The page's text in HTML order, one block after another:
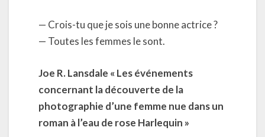
— Crois-tu que je sois une bonne actrice ?
— Toutes les femmes le sont.
Joe R. Lansdale « Les événements
concernant la découverte de la
photographie d’une femme nue dans un
roman à l’eau de rose Harlequin »